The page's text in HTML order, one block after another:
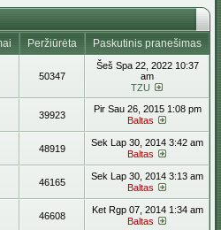
Peržiūrėta Paskutinis pranešimas
50347
Šeš Spa 22, 2022 10:37
am
TZU
39923
Pir Sau 26, 2015 1:08 pm
Baltas
48919
Sek Lap 30, 2014 3:42 am
Baltas
46165
Sek Lap 30, 2014 3:13 am
Baltas
46608
Ket Rgp 07, 2014 1:34 am
Baltas